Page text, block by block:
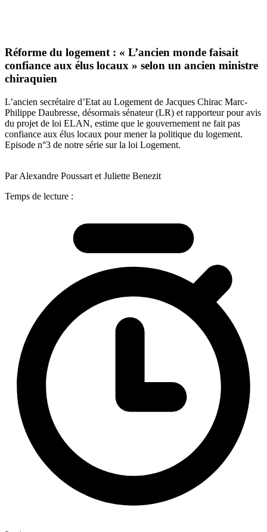
Réforme du logement : « L’ancien monde faisait
confiance aux élus locaux » selon un ancien ministre
chiraquien
L’ancien secrétaire d’Etat au Logement de Jacques Chirac Marc-
Philippe Daubresse, désormais sénateur (LR) et rapporteur pour avis
du projet de loi ELAN, estime que le gouvernement ne fait pas
confiance aux élus locaux pour mener la politique du logement.
Episode n°3 de notre série sur la loi Logement.
Par Alexandre Poussart et Juliette Benezit
Temps de lecture :